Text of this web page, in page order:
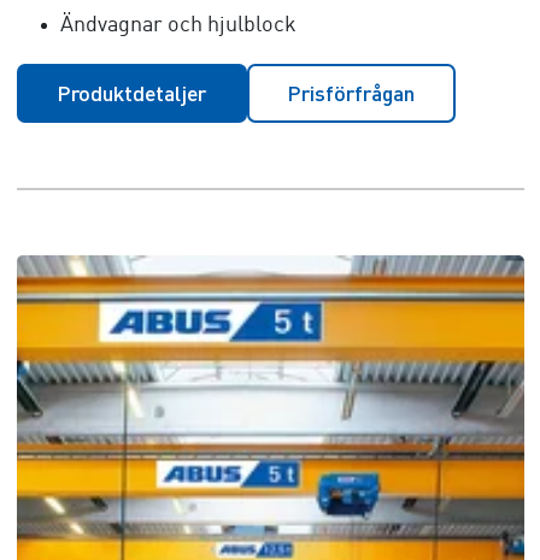
Ändvagnar och hjulblock
Produktdetaljer Prisförfrågan